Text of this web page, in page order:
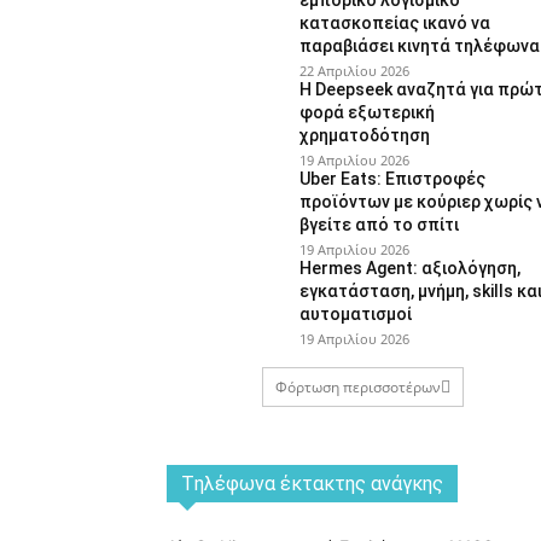
κατασκοπείας ικανό να
παραβιάσει κινητά τηλέφωνα
22 Απριλίου 2026
Η Deepseek αναζητά για
φορά εξωτερική
χρηματοδότηση
19 Απριλίου 2026
Uber Eats: Επιστροφές
προϊόντων με κούριερ χωρίς
βγείτε από το σπίτι
19 Απριλίου 2026
Hermes Agent: αξιολόγηση,
εγκατάσταση, μνήμη, skills και
αυτοματισμοί
19 Απριλίου 2026
Φόρτωση περισσοτέρων
Tηλέφωνα έκτακτης ανάγκης